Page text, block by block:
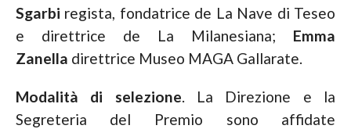
Sgarbi regista, fondatrice de La Nave di Teseo
e direttrice de La Milanesiana; Emma
Zanella direttrice Museo MAGA Gallarate.
Modalità di selezione. La Direzione e la
Segreteria del Premio sono affidate